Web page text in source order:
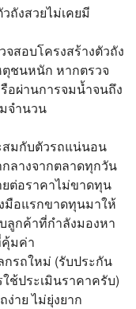
ถังสวยไม่เคยมี
จสอบโครงสร้างตัวถัง
ชนหนัก หากตรวจ
อผ่านการจมน้ำจนถึง
จำนวน
สมกับตัวรถแน่นอน
กลางจากตลาดทุกวัน
ต่อราคาไม่ขาดทุน
มือแรกขาดทุนมาให้
ลูกค้าที่กำลังมองหา
คุ้มค่า
กรถใหม่ (รับประกัน
ช้ประเมินราคาครับ)
าย ไม่ยุ่งยาก